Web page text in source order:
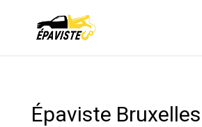
Épaviste